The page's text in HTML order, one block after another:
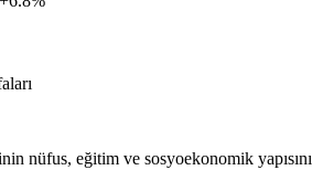
nüfus, eğitim ve sosyoekonomik